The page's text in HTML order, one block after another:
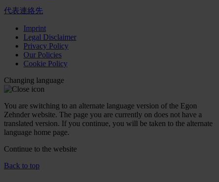
代表連絡先
Imprint
Legal Disclaimer
Privacy Policy
Our Policies
Cookie Policy
Changing language
You are switching to an alternate language version of the Egon
Zehnder website. The page you are currently on does not have a
translated version. If you continue, you will be taken to the alternate
language home page.
Continue to the website
Back to top